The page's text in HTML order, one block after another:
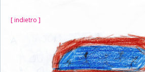
[ indietro ]